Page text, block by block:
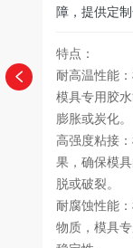
品和模具专用胶水整
在生产过程中通常需
在高温条件下保持粘
专用胶水能够提供强
个部分牢固地粘合在
在生产过程中可能接
水能够抵御腐蚀，保